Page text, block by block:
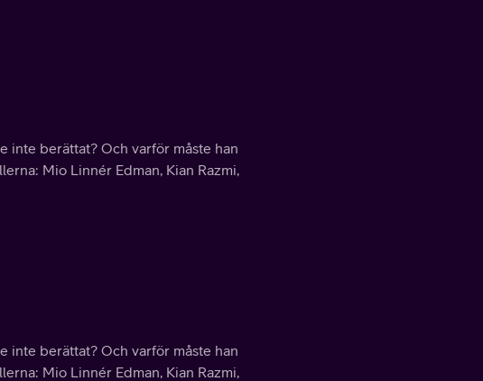
inte berättat? Och varför måste han
Mio Linnér Edman, Kian Razmi,
inte berättat? Och varför måste han
Mio Linnér Edman, Kian Razmi,